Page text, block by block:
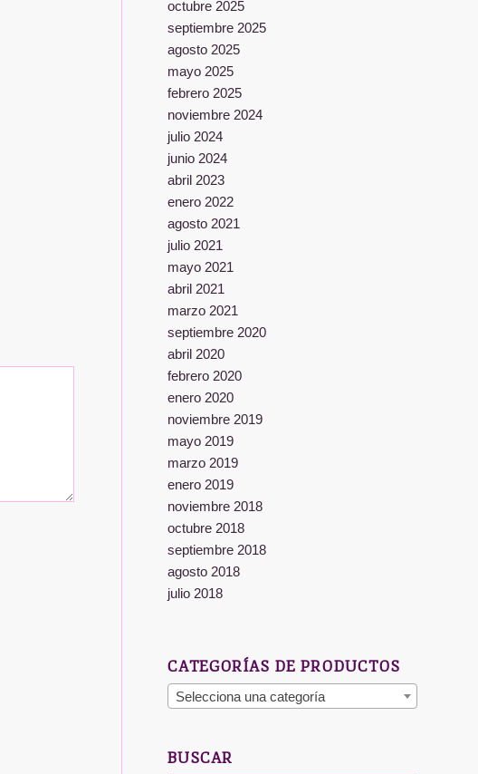
octubre 2025
septiembre 2025
agosto 2025
mayo 2025
febrero 2025
noviembre 2024
julio 2024
junio 2024
abril 2023
enero 2022
agosto 2021
julio 2021
mayo 2021
abril 2021
marzo 2021
septiembre 2020
abril 2020
febrero 2020
enero 2020
noviembre 2019
mayo 2019
marzo 2019
enero 2019
noviembre 2018
octubre 2018
septiembre 2018
agosto 2018
julio 2018
CATEGORÍAS DE PRODUCTOS
Selecciona una categoría
BUSCAR